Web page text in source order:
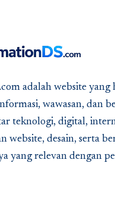
adalah website
wawasan, dan
teknologi, digital,
website, desain, serta
yang relevan dengan